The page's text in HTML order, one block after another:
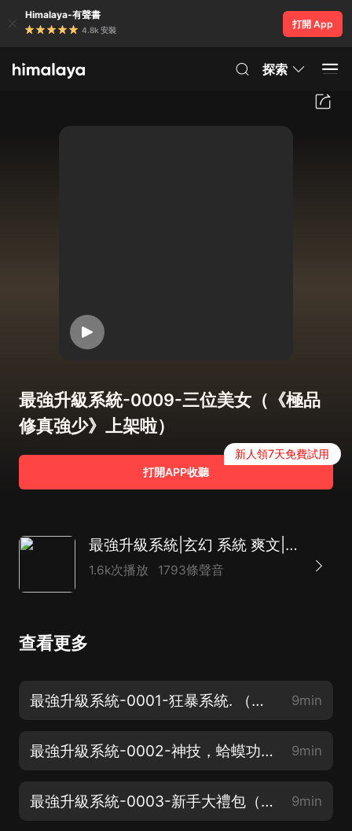
Himalaya-有聲書
4.8k 安裝
打開 App
探索
最強升級系統-0009-三位美女（《極品
修真強少》上架啦）
打開APP收聽
新人領7天免費試用
最強升級系統|玄幻 系統 爽文|多人有聲劇
1.6k次播放 1793條聲音
查看更多
最強升級系統-0001-狂暴系統. （《神相天醫》上架！邀你聽少年傳奇） 9min
最強升級系統-0002-神技，蛤蟆功！（《神相天醫》上架！邀你聽少年傳奇） 9min
最強升級系統-0003-新手大禮包（《神相天醫》上架！邀你聽少年傳奇） 9min